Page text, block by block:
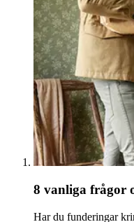
8 vanliga frågor
Har du funderingar